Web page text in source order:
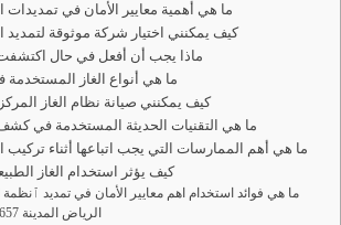
ما هي أهمية معايير الأمان في تمديدات
كيف يمكنني اختيار شركة موثوقة لتمديد
ماذا يجب أن أفعل في حال
ما هي أنواع الغاز المستخدمة
كيف يمكنني صيانة نظام الغاز
ما هي التقنيات الحديثة المستخدمة في
ما هي أهم الممارسات التي يجب اتباعها أثناء تركيب
كيف يؤثر استخدام الغاز
ما هي فوائد استخدام اهم معايير الأمان في تمديد ٱنظمة
الرياض المدينة 0531339657؟